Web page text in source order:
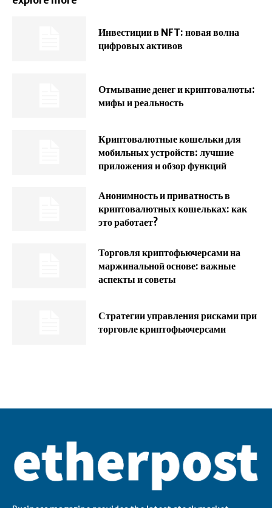
Инвестиции в NFT: новая волна
цифровых активов
Отмывание денег и криптовалюты:
мифы и реальность
Криптовалютные кошельки для
мобильных устройств: лучшие
приложения и обзор функций
Анонимность и приватность в
криптовалютных кошельках: как
это работает?
Торговля криптофьючерсами на
маржинальной основе: важные
аспекты и советы
Стратегии управления рисками при
торговле криптофьючерсами